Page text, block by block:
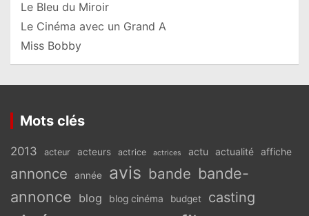
Le Bleu du Miroir
Le Cinéma avec un Grand A
Miss Bobby
Mots clés
2013 acteur acteurs actrice actrices actu actualité affiche
annonce année avis bande bande-
annonce blog blog cinéma budget casting